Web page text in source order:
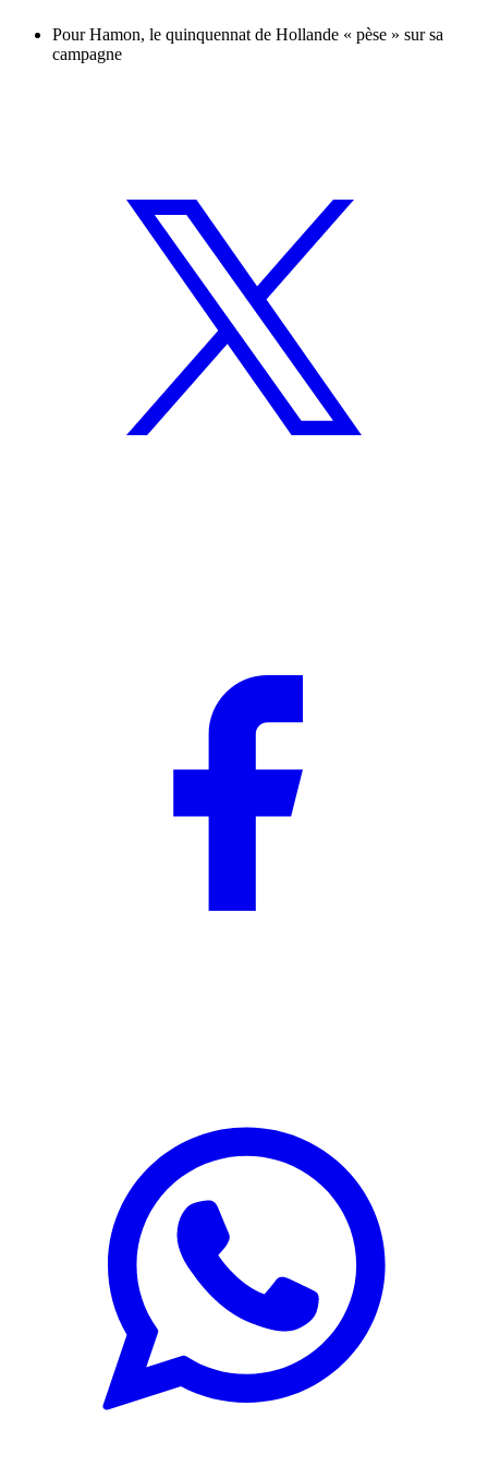
Pour Hamon, le quinquennat de Hollande « pèse » sur sa
campagne